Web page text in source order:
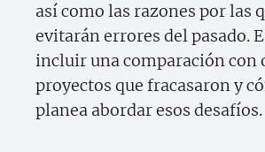
así como las razones por las
evitarán errores del pasado.
incluir una comparación con
proyectos que fracasaron y
planea abordar esos desafíos.